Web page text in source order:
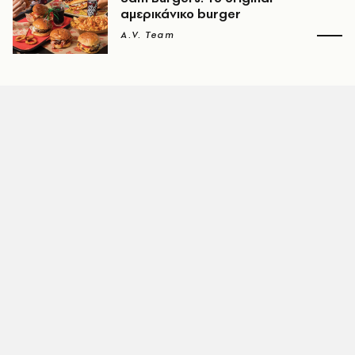
αμερικάνικο burger
A.V. Team